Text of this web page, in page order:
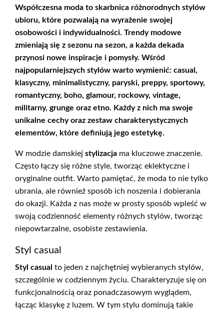
Współczesna moda to skarbnica różnorodnych stylów
ubioru, które pozwalają na wyrażenie swojej
osobowości i indywidualności. Trendy modowe
zmieniają się z sezonu na sezon, a każda dekada
przynosi nowe inspiracje i pomysły. Wśród
najpopularniejszych stylów warto wymienić: casual,
klasyczny, minimalistyczny, paryski, preppy, sportowy,
romantyczny, boho, glamour, rockowy, vintage,
militarny, grunge oraz etno. Każdy z nich ma swoje
unikalne cechy oraz zestaw charakterystycznych
elementów, które definiują jego estetykę.
W modzie damskiej stylizacja ma kluczowe znaczenie.
Często łączy się różne style, tworząc eklektyczne i
oryginalne outfit. Warto pamiętać, że moda to nie tylko
ubrania, ale również sposób ich noszenia i dobierania
do okazji. Każda z nas może w prosty sposób wpleść w
swoją codzienność elementy różnych stylów, tworząc
niepowtarzalne, osobiste zestawienia.
Styl casual
Styl casual to jeden z najchętniej wybieranych stylów,
szczególnie w codziennym życiu. Charakteryzuje się on
funkcjonalnością oraz ponadczasowym wyglądem,
łącząc klasykę z luzem. W tym stylu dominują takie